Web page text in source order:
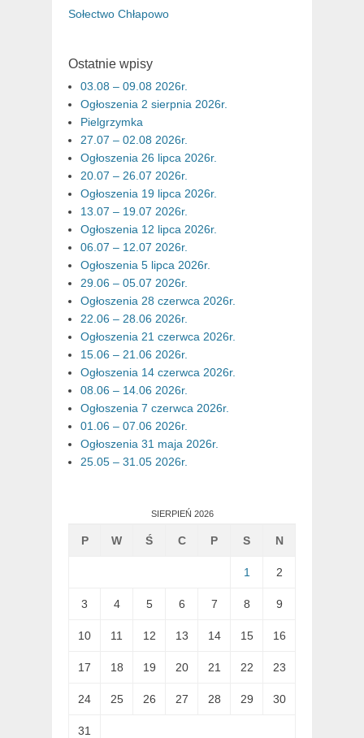
Sołectwo Chłapowo
Ostatnie wpisy
03.08 – 09.08 2026r.
Ogłoszenia 2 sierpnia 2026r.
Pielgrzymka
27.07 – 02.08 2026r.
Ogłoszenia 26 lipca 2026r.
20.07 – 26.07 2026r.
Ogłoszenia 19 lipca 2026r.
13.07 – 19.07 2026r.
Ogłoszenia 12 lipca 2026r.
06.07 – 12.07 2026r.
Ogłoszenia 5 lipca 2026r.
29.06 – 05.07 2026r.
Ogłoszenia 28 czerwca 2026r.
22.06 – 28.06 2026r.
Ogłoszenia 21 czerwca 2026r.
15.06 – 21.06 2026r.
Ogłoszenia 14 czerwca 2026r.
08.06 – 14.06 2026r.
Ogłoszenia 7 czerwca 2026r.
01.06 – 07.06 2026r.
Ogłoszenia 31 maja 2026r.
25.05 – 31.05 2026r.
SIERPIEŃ 2026
P W Ś C P S N
1 2
3 4 5 6 7 8 9
10 11 12 13 14 15 16
17 18 19 20 21 22 23
24 25 26 27 28 29 30
31